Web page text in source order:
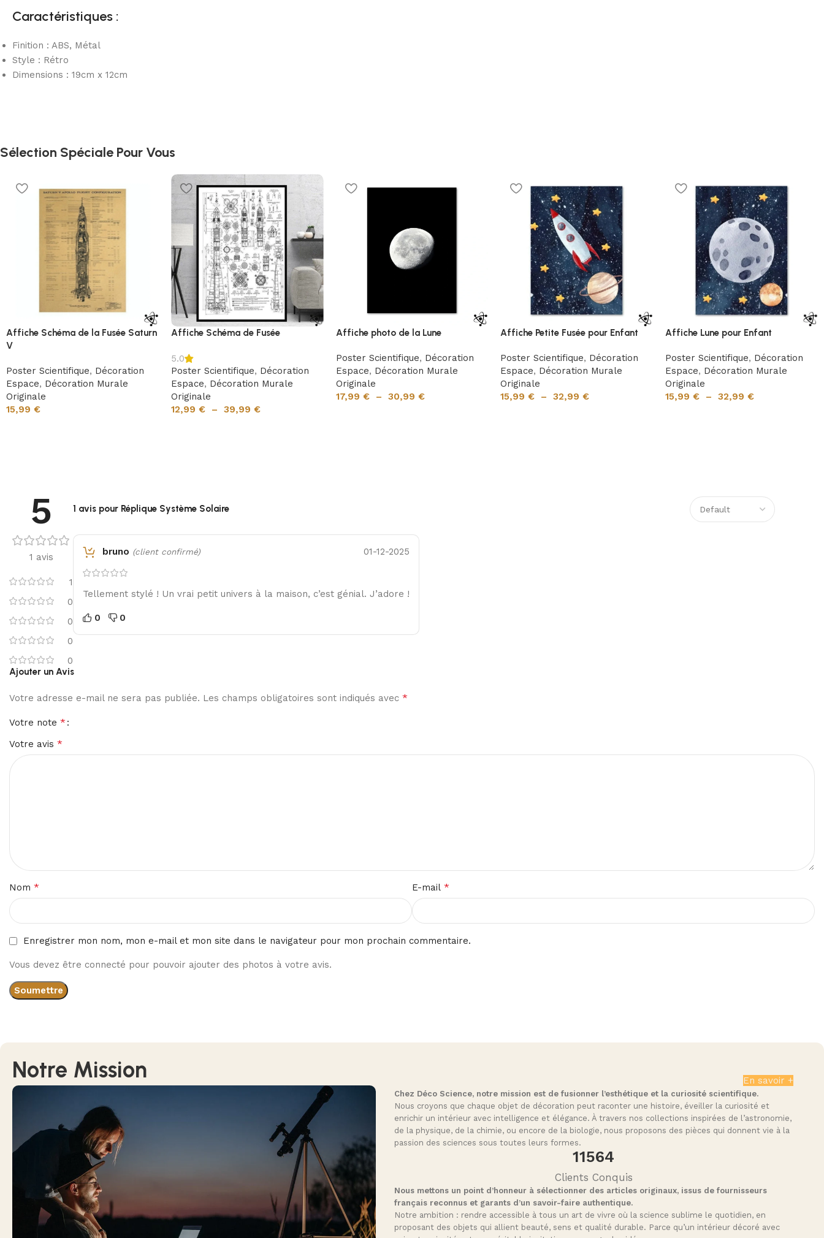
Caractéristiques :
Finition : ABS, Métal
Style : Rétro
Dimensions : 19cm x 12cm
Sélection Spéciale Pour Vous
Affiche Schéma de la Fusée Saturn
V
Poster Scientifique, Décoration
Espace, Décoration Murale
Originale
15,99 €
Affiche Schéma de Fusée
5.0
Poster Scientifique, Décoration
Espace, Décoration Murale
Originale
12,99 € – 39,99 €
Affiche photo de la Lune
Poster Scientifique, Décoration
Espace, Décoration Murale
Originale
17,99 € – 30,99 €
Affiche Petite Fusée pour Enfant
Poster Scientifique, Décoration
Espace, Décoration Murale
Originale
15,99€ – 32,99€
Affiche Lune pour Enfant
Poster Scientifique, Décoration
Espace, Décoration Murale
Originale
15,99€ – 32,99€
5
1 avis
1
0
0
0
0
1 avis pour Réplique Système Solaire
bruno (client confirmé) 01-12-2025
Tellement stylé ! Un vrai petit univers à la maison, c’est génial. J’adore !
0 0
Ajouter un Avis
Votre adresse e-mail ne sera pas publiée. Les champs obligatoires sont indiqués avec *
Votre note *
Votre avis *
Nom * E-mail *
Enregistrer mon nom, mon e-mail et mon site dans le navigateur pour mon prochain commentaire.
Vous devez être connecté pour pouvoir ajouter des photos à votre avis.
Notre Mission En savoir +
Chez Déco Science, notre mission est de fusionner l’esthétique et la curiosité scientifique.
Nous croyons que chaque objet de décoration peut raconter une histoire, éveiller la curiosité et
enrichir un intérieur avec intelligence et élégance. À travers nos collections inspirées de l’astronomie,
de la physique, de la chimie, ou encore de la biologie, nous proposons des pièces qui donnent vie à la
passion des sciences sous toutes leurs formes.
11564
Clients Conquis
Nous mettons un point d’honneur à sélectionner des articles originaux, issus de fournisseurs
français reconnus et garants d’un savoir-faire authentique.
Notre ambition : rendre accessible à tous un art de vivre où la science sublime le quotidien, en
proposant des objets qui allient beauté, sens et qualité durable. Parce qu’un intérieur décoré avec